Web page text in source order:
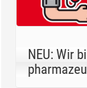
NEU: Wir